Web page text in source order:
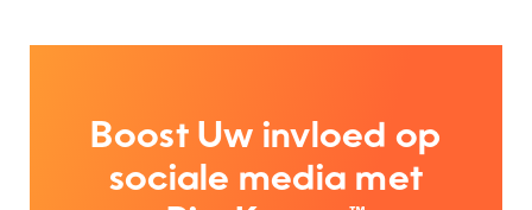
Boost Uw invloed op
sociale media met